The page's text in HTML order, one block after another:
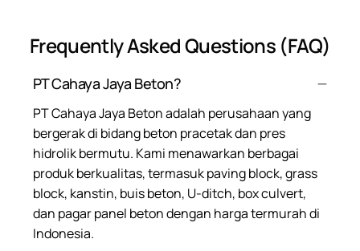
Frequently Asked Questions (FAQ)
PT Cahaya Jaya Beton?
PT Cahaya Jaya Beton adalah perusahaan yang
bergerak di bidang beton pracetak dan pres
hidrolik bermutu. Kami menawarkan berbagai
produk berkualitas, termasuk paving block, grass
block, kanstin, buis beton, U-ditch, box culvert,
dan pagar panel beton dengan harga termurah di
Indonesia.